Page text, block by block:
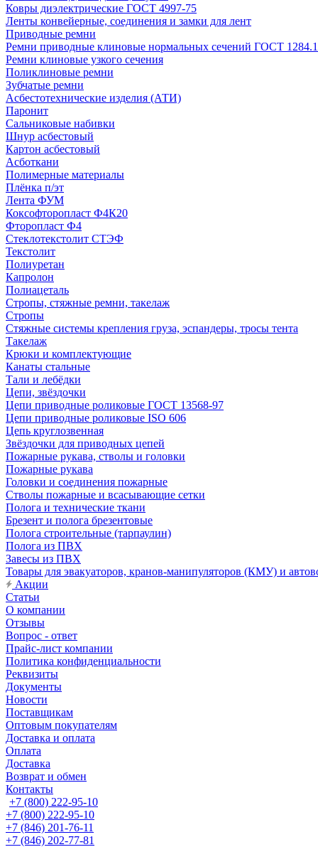
Ковры диэлектрические ГОСТ 4997-75
Ленты конвейерные, соединения и замки для лент
Приводные ремни
Ремни приводные клиновые нормальных сечений ГОСТ
Ремни клиновые узкого сечения
Поликлиновые ремни
Зубчатые ремни
Асбестотехнические изделия (АТИ)
Паронит
Сальниковые набивки
Шнур асбестовый
Картон асбестовый
Асботкани
Полимерные материалы
Плёнка п/эт
Лента ФУМ
Коксофторопласт Ф4К20
Фторопласт Ф4
Стеклотекстолит СТЭФ
Текстолит
Полиуретан
Капролон
Полиацеталь
Стропы, стяжные ремни, такелаж
Стропы
Стяжные системы крепления груза, эспандеры, тросы тента
Такелаж
Крюки и комплектующие
Канаты стальные
Тали и лебёдки
Цепи, звёздочки
Цепи приводные роликовые ГОСТ 13568-97
Цепи приводные роликовые ISO 606
Цепь круглозвенная
Звёздочки для приводных цепей
Пожарные рукава, стволы и головки
Пожарные рукава
Головки и соединения пожарные
Стволы пожарные и всасывающие сетки
Полога и технические ткани
Брезент и полога брезентовые
Полога строительные (тарпаулин)
Полога из ПВХ
Завесы из ПВХ
Товары для эвакуаторов, кранов-манипуляторов (КМУ) и
Акции
Статьи
О компании
Отзывы
Вопрос - ответ
Прайс-лист компании
Политика конфиденциальности
Реквизиты
Документы
Новости
Поставщикам
Оптовым покупателям
Доставка и оплата
Оплата
Доставка
Возврат и обмен
Контакты
+7 (800) 222-95-10
+7 (800) 222-95-10
+7 (846) 201-76-11
+7 (846) 202-77-81